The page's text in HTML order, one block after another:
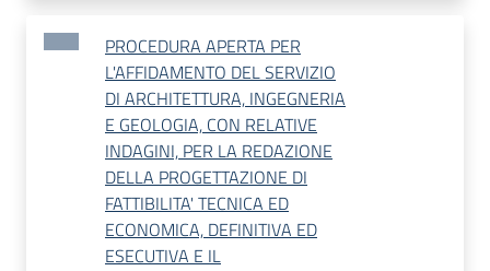
PROCEDURA APERTA PER
L'AFFIDAMENTO DEL SERVIZIO
DI ARCHITETTURA, INGEGNERIA
E GEOLOGIA, CON RELATIVE
INDAGINI, PER LA REDAZIONE
DELLA PROGETTAZIONE DI
FATTIBILITA' TECNICA ED
ECONOMICA, DEFINITIVA ED
ESECUTIVA E IL